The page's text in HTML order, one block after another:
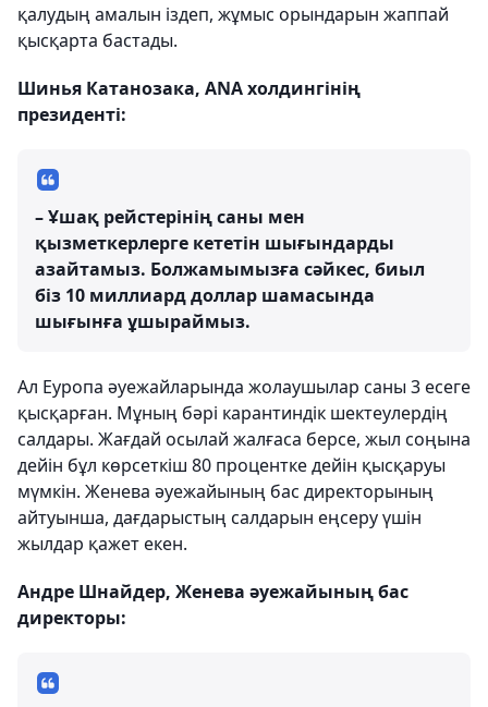
қалудың амалын іздеп, жұмыс орындарын жаппай
қысқарта бастады.
Шинья Катанозака, ANA холдингінің
президенті:
– Ұшақ рейстерінің саны мен
қызметкерлерге кететін шығындарды
азайтамыз. Болжамымызға сәйкес, биыл
біз 10 миллиард доллар шамасында
шығынға ұшыраймыз.
Ал Еуропа әуежайларында жолаушылар саны 3 есеге
қысқарған. Мұның бәрі карантиндік шектеулердің
салдары. Жағдай осылай жалғаса берсе, жыл соңына
дейін бұл көрсеткіш 80 процентке дейін қысқаруы
мүмкін. Женева әуежайының бас директорының
айтуынша, дағдарыстың салдарын еңсеру үшін
жылдар қажет екен.
Андре Шнайдер, Женева әуежайының бас
директоры: